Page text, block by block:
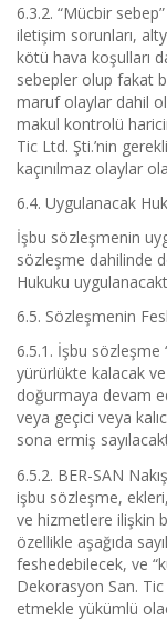
6.3.2. “Mücbir
iletişim sorunları,
kötü hava koşulları
sebepler olup fakat
maruf olaylar dahil
makul kontrolü
Tic Ltd. Şti.’nin
kaçınılmaz olaylar
6.4. Uygulanacak
İşbu sözleşmenin
sözleşme dahilinde
Hukuku
6.5. Sözleşmenin
6.5.1. İşbu sözleşme
yürürlükte kalacak
doğurmaya devam
veya geçici veya
sona ermiş
6.5.2. BER-SAN
işbu sözleşme,
ve hizmetlere ilişkin
özellikle aşağıda
feshedebilecek, ve
Dekorasyon San. Tic
etmekle yükümlü